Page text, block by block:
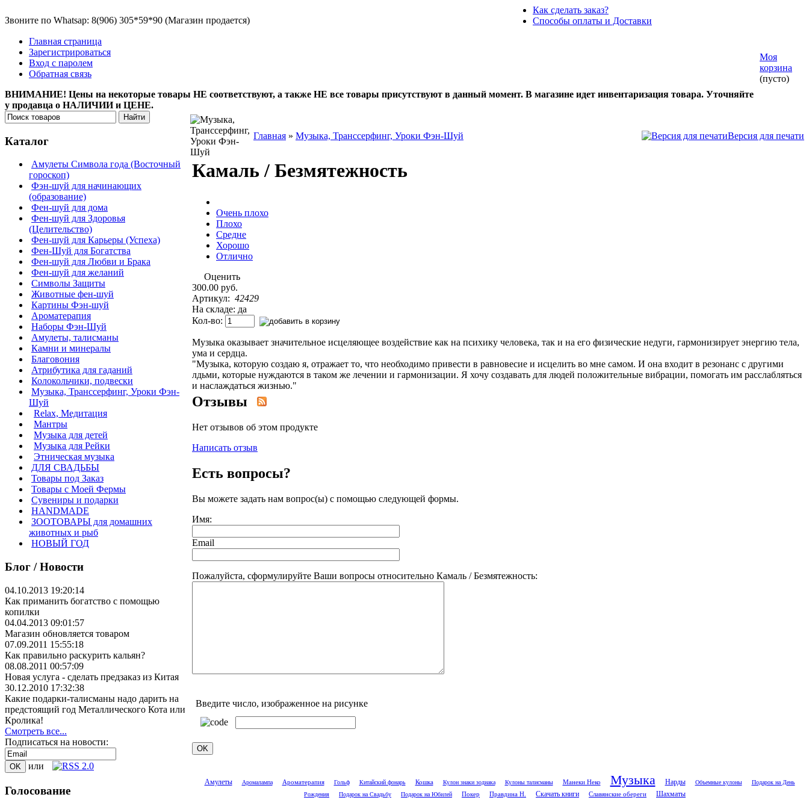
Звоните по Whatsap: 8(906) 305*59*90 (Магазин продается)
Как сделать заказ?
Способы оплаты и Доставки
Главная страница
Зарегистрироваться
Вход с паролем
Обратная связь
ВНИМАНИЕ! Цены на некоторые товары НЕ соответствуют, а также НЕ все товары присутствуют в данный момент. В магазине идет инвентаризация товара. Уточняйте
у продавца о НАЛИЧИИ и ЦЕНЕ.
Моя
корзина
(пусто)
Каталог
Амулеты Символа года (Восточный
гороскоп)
Фэн-шуй для начинающих
(образование)
Фен-шуй для дома
Фен-шуй для Здоровья
(Целительство)
Фен-шуй для Карьеры (Успеха)
Фен-Шуй для Богатства
Фен-шуй для Любви и Брака
Фен-шуй для желаний
Символы Защиты
Животные фен-шуй
Картины Фэн-шуй
Ароматерапия
Наборы Фэн-Шуй
Амулеты, талисманы
Камни и минералы
Благовония
Атрибутика для гаданий
Колокольчики, подвески
Музыка, Транссерфинг, Уроки Фэн-
Шуй
Relax, Медитация
Мантры
Музыка для детей
Музыка для Рейки
Этническая музыка
ДЛЯ СВАДЬБЫ
Товары под Заказ
Товары с Моей Фермы
Сувениры и подарки
HANDMADE
ЗООТОВАРЫ для домашних
животных и рыб
НОВЫЙ ГОД
Блог / Новости
04.10.2013 19:20:14
Как приманить богатство с помощью
копилки
04.04.2013 09:01:57
Магазин обновляется товаром
07.09.2011 15:55:18
Как правильно раскурить кальян?
08.08.2011 00:57:09
Новая услуга - сделать предзаказ из Китая
30.12.2010 17:32:38
Какие подарки-талисманы надо дарить на
предстоящий год Металлического Кота или
Кролика!
Смотреть все...
Подписаться на новости:
или
Голосование
Главная » Музыка, Транссерфинг, Уроки Фэн-Шуй Версия для печати
Камаль / Безмятежность
Очень плохо
Плохо
Средне
Хорошо
Отлично
Оценить
300.00 руб.
Артикул: 42429
На складе: да
Кол-во:
Музыка оказывает значительное исцеляющее воздействие как на психику человека, так и на его физические недуги, гармонизирует энергию тела,
ума и сердца.
"Музыка, которую создаю я, отражает то, что необходимо привести в равновесие и исцелить во мне самом. И она входит в резонанс с другими
лдьми, которые нуждаются в таком же лечении и гармонизации. Я хочу создавать для людей положительные вибрации, помогать им расслабляться
и наслаждаться жизнью."
Отзывы
Нет отзывов об этом продукте
Написать отзыв
Есть вопросы?
Вы можете задать нам вопрос(ы) с помощью следующей формы.
Имя:
Email
Пожалуйста, сформулируйте Ваши вопросы относительно Камаль / Безмятежность:
Введите число, изображенное на рисунке
Амулеты Аромалампа Ароматерапия Гольф Китайский фонарь Кошка Кулон знаки зодиака Кулоны талисманы Манеки Неко Музыка Нарды Объемные кулоны
Подарок на День
Рождения
Подарок на Свадьбу Подарок на Юбилей Покер Правдина Н. Скачать книги Славянские обереги Шахматы